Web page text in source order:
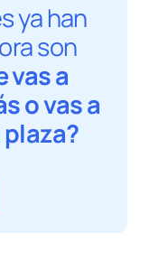
ya han
son
vas a
o vas a